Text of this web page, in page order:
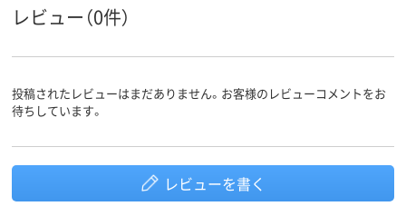
レビュー（0件）
投稿されたレビューはまだありません。お客様のレビューコメントをお
待ちしています。
レビューを書く